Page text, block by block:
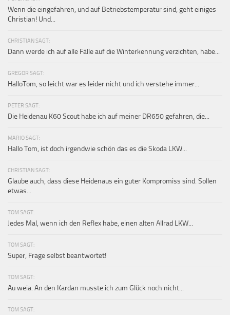
Wenn die eingefahren, und auf Betriebstemperatur sind, geht einiges
Christian! Und...
CHRISTIAN SAGT:
Dann werde ich auf alle Fälle auf die Winterkennung verzichten, habe...
GREGOR SAGT:
HalloTom, so leicht war es leider nicht und ich verstehe immer...
PETER SAGT:
Die Heidenau K60 Scout habe ich auf meiner DR650 gefahren, die...
MARIO SAGT:
Hallo Tom, ist doch irgendwie schön das es die Skoda LKW...
CHRISTIAN SAGT:
Glaube auch, dass diese Heidenaus ein guter Kompromiss sind. Sollen
etwas...
TOM SAGT:
Jedes Mal, wenn ich den Reflex habe, einen alten Allrad LKW...
TOM SAGT:
Super, Frage selbst beantwortet!
TOM SAGT:
Au weia. An den Kardan musste ich zum Glück noch nicht...
TOM SAGT: